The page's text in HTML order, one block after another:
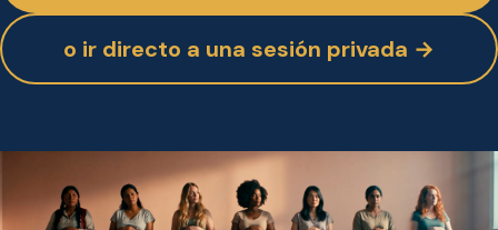
o ir directo a una sesión privada →